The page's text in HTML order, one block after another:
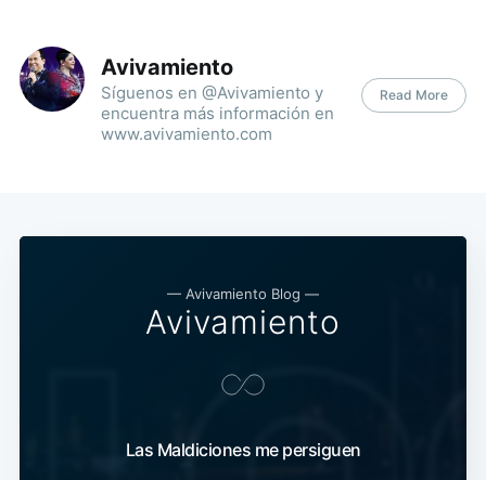
Avivamiento
Síguenos en @Avivamiento y
encuentra más información en
www.avivamiento.com
Read More
— Avivamiento Blog —
Avivamiento
Las Maldiciones me persiguen